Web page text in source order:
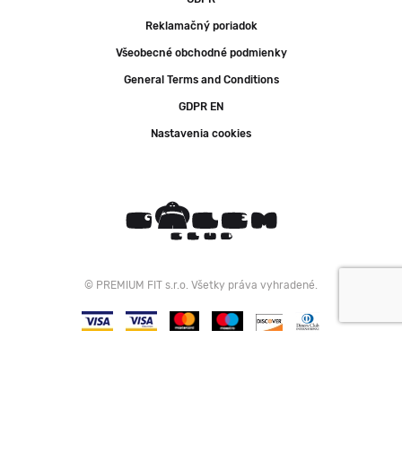
Reklamačný poriadok
Všeobecné obchodné podmienky
General Terms and Conditions
GDPR EN
Nastavenia cookies
© PREMIUM FIT s.r.o. Všetky práva vyhradené.